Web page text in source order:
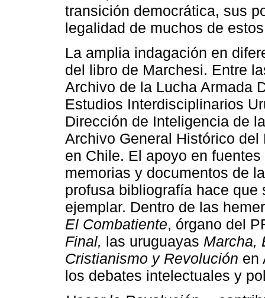
transición democrática, sus
legalidad de muchos de
La amplia indagación en
del libro de Marchesi. Entre
Archivo de la Lucha Armada
Estudios Interdisciplinarios
Dirección de Inteligencia de
Archivo General Histórico
en Chile. El apoyo en
memorias y documentos de
profusa bibliografía hace
ejemplar. Dentro de las
El Combatiente, órgano del
Final, las uruguayas Marcha,
Cristianismo y Revolución en
los debates intelectuales y